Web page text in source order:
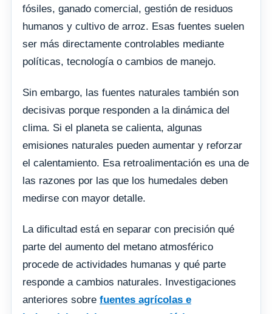
fósiles, ganado comercial, gestión de residuos
humanos y cultivo de arroz. Esas fuentes suelen
ser más directamente controlables mediante
políticas, tecnología o cambios de manejo.
Sin embargo, las fuentes naturales también son
decisivas porque responden a la dinámica del
clima. Si el planeta se calienta, algunas
emisiones naturales pueden aumentar y reforzar
el calentamiento. Esa retroalimentación es una de
las razones por las que los humedales deben
medirse con mayor detalle.
La dificultad está en separar con precisión qué
parte del aumento del metano atmosférico
procede de actividades humanas y qué parte
responde a cambios naturales. Investigaciones
anteriores sobre fuentes agrícolas e